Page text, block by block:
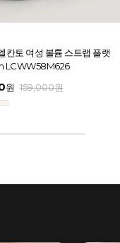
칸토 여성 볼륨 스트랩 플랫
LCWW58M626
원 159,000원